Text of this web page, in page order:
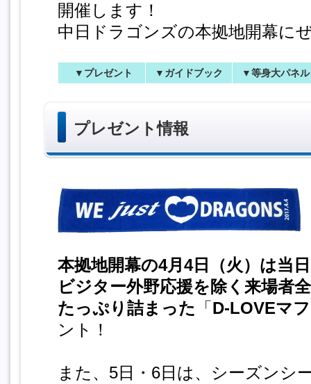
開催します！
中日ドラゴンズの本拠地開幕に
▼プレゼント ▼ガイドブック ▼等身大パネル
プレゼント情報
本拠地開幕の4月4日（火）は当
ビジター外野応援を除く来場者
たっぷり詰まった
「 D-LOVEマ
ント！
また、5日・6日は、シーズンシ